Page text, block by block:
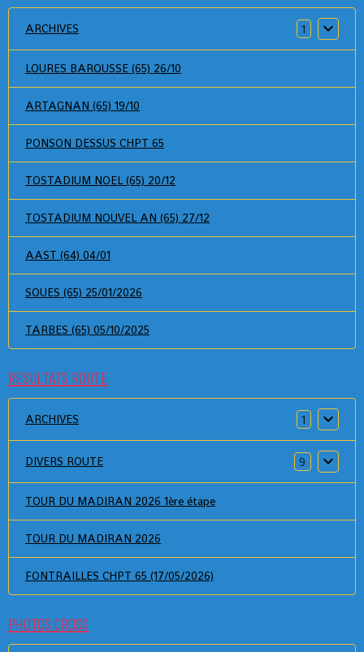
ARCHIVES 1
LOURES BAROUSSE (65) 26/10
ARTAGNAN (65) 19/10
PONSON DESSUS CHPT 65
TOSTADIUM NOEL (65) 20/12
TOSTADIUM NOUVEL AN (65) 27/12
AAST (64) 04/01
SOUES (65) 25/01/2026
TARBES (65) 05/10/2025
RESULTATS ROUTE
ARCHIVES 1
DIVERS ROUTE 9
TOUR DU MADIRAN 2026 1ère étape
TOUR DU MADIRAN 2026
FONTRAILLES CHPT 65 (17/05/2026)
PHOTOS CROSS